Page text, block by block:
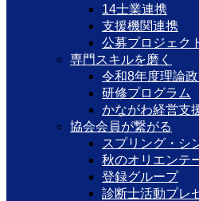
14士業連携
支援機関連携
公募プロジェク
専門スキルを磨く
令和8年度理論
研修プログラム
かながわ経営支
協会会員が繋がる
スプリング・シ
秋のオリエンテ
登録グループ
診断士活動プレ